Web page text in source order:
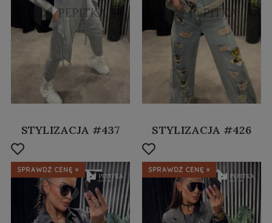
STYLIZACJA #437
SPRAWDŹ CENĘ »
STYLIZACJA #426
SPRAWDŹ CENĘ »